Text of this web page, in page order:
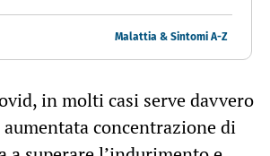
Malattia & Sintomi A-Z
in molti casi serve davvero
aumentata concentrazione di